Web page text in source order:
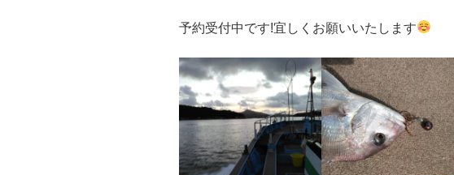
予約受付中です!宜しくお願いいたします